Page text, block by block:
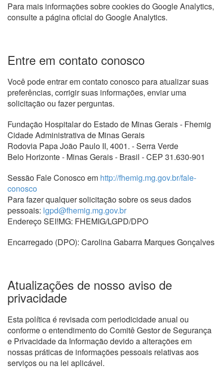
Para mais informações sobre cookies do Google Analytics,
consulte a página oficial do Google Analytics.
Entre em contato conosco
Você pode entrar em contato conosco para atualizar suas
preferências, corrigir suas informações, enviar uma
solicitação ou fazer perguntas.
Fundação Hospitalar do Estado de Minas Gerais ‑ Fhemig
Cidade Administrativa de Minas Gerais
Rodovia Papa João Paulo II, 4001. - Serra Verde
Belo Horizonte - Minas Gerais - Brasil - CEP 31.630-901
Sessão Fale Conosco em http://fhemig.mg.gov.br/fale-
conosco
Para fazer qualquer solicitação sobre os seus dados
pessoais: lgpd@fhemig.mg.gov.br
Endereço SEI!MG: FHEMIG/LGPD/DPO
Encarregado (DPO): Carolina Gabarra Marques Gonçalves
Atualizações de nosso aviso de
privacidade
Esta política é revisada com periodicidade anual ou
conforme o entendimento do Comitê Gestor de Segurança
e Privacidade da Informação devido a alterações em
nossas práticas de informações pessoais relativas aos
serviços ou na lei aplicável.